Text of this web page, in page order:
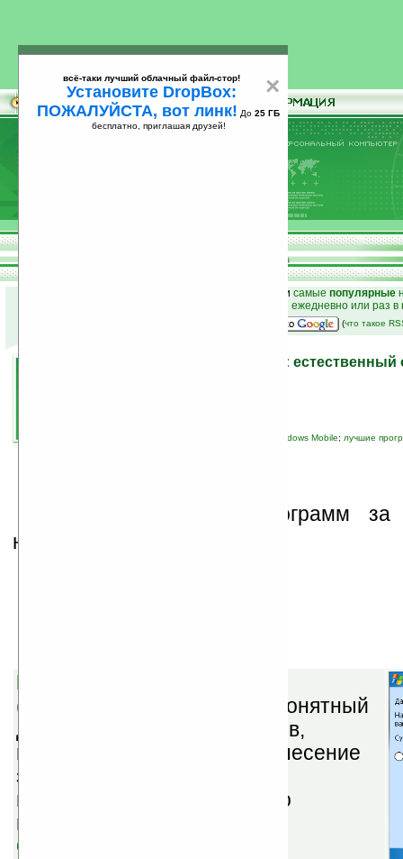
25
и самые популярные
на email ежедневно или раз
(что такое
Программы на Ладошках: естественный
Windows Mobile; лучшие
одборка лучших программ
неделю.
Mobile Money Manager v1.3
(бесплатная) — простой и понятный
для всех менеджер расходов,
нацеленный на быстрое занесение
затрат и доходов на КПК с
возможностью дальнейшего
построения отчетов.
Скачать
×
всё-таки лучший облачный файл-стор!
Установите DropBox:
ПОЖАЛУЙСТА, вот линк! До 25 ГБ
бесплатно, приглашая друзей!